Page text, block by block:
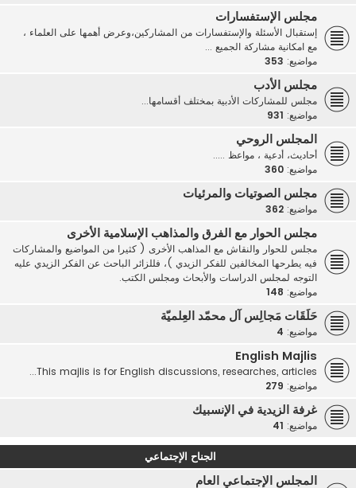
مجلس الإستفسارات
إستقبال الأسئلة والإستفسارات من المشاركين،وعرض أهمها على العلماء ،
مع امكانية مشاركة الجميع ...
مواضيع: 353
مجلس الأدب
مجلس للمشاركات الأدبية بمختلف أقسامها...
مواضيع: 931
المجلس الروحي
أحاديث، أدعية ، مواعظ .....
مواضيع: 360
مجلس الصوتيات والمرئيات
مواضيع: 362
مجلس الحوار مع الفرق والمذاهب الإسلامية الأخرى
مجلس للحوار والنقاش مع المذاهب الأخرى ( كثيرا من المواضيع والمشاركات
فيه يطرحها المخالفين للفكر الزيدي )، فللزائر الباحث عن الفكر الزيدي عليه
التوجه لمجلس الدراسات والأبحاث ومجلس الكتب.
مواضيع: 148
حَلَقَات مَجالِس آل محمّد العِلميّة
مواضيع: 4
English Majlis
This majlis is for English discussions, researches, articles...
مواضيع: 279
غرفة الزيدية في الإنسبيك
مواضيع: 41
الجناح الإجتماعي
المجلس الإجتماعي العام